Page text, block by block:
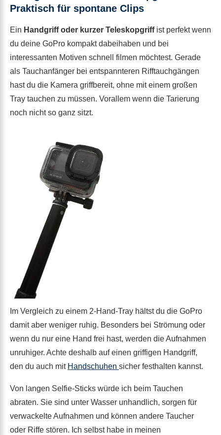
Praktisch für spontane Clips
Ein Handgriff oder kurzer Teleskopgriffist perfekt wenn
du deine GoPro kompakt dabeihaben und bei
interessanten Motiven schnell filmen möchtest. Gerade
als Tauchanfänger bei entspannteren Rifftauchgängen
hast du die Kamera griffbereit, ohne mit einem großen
Tray tauchen zu müssen. Vorallem wenn die Tarierung
noch nicht so ganz sitzt.
Im Vergleich zu einem 2-Hand-Tray hältst du die GoPro
damit aber weniger ruhig. Besonders bei Strömung oder
wenn du nur eine Hand frei hast, werden die Aufnahmen
unruhiger. Achte deshalb auf einen griffigen Handgriff,
den du auch mit Handschuhen sicher festhalten kannst.
Von langen Selfie-Sticks würde ich beim Tauchen
abraten. Sie sind unter Wasser unhandlich, sorgen für
verwackelte Aufnahmen und können andere Taucher
oder Riffe stören. Ich selbst habe in meinen